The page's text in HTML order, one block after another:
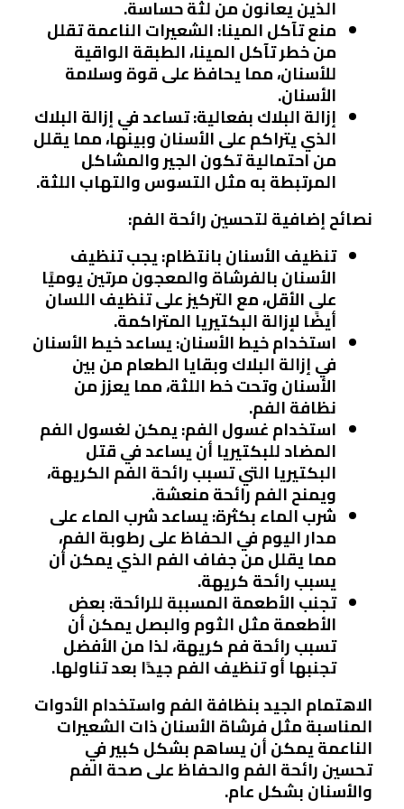
الذين يعانون من لثة حساسة.
منع تآكل المينا:الشعيرات الناعمة تقلل
من خطر تآكل المينا، الطبقة الواقية
للأسنان، مما يحافظ على قوة وسلامة
الأسنان.
إزالة البلاك بفعالية:تساعد في إزالة البلاك
الذي يتراكم على الأسنان وبينها، مما يقلل
من احتمالية تكون الجير والمشاكل
المرتبطة به مثل التسوس والتهاب اللثة.
نصائح إضافية لتحسين رائحة الفم:
تنظيف الأسنان بانتظام:يجب تنظيف
الأسنان بالفرشاة والمعجون مرتين يوميًا
على الأقل، مع التركيز على تنظيف اللسان
أيضًا لإزالة البكتيريا المتراكمة.
استخدام خيط الأسنان:يساعد خيط الأسنان
في إزالة البلاك وبقايا الطعام من بين
الأسنان وتحت خط اللثة، مما يعزز من
نظافة الفم.
استخدام غسول الفم:يمكن لغسول الفم
المضاد للبكتيريا أن يساعد في قتل
البكتيريا التي تسبب رائحة الفم الكريهة،
ويمنح الفم رائحة منعشة.
شرب الماء بكثرة:يساعد شرب الماء على
مدار اليوم في الحفاظ على رطوبة الفم،
مما يقلل من جفاف الفم الذي يمكن أن
يسبب رائحة كريهة.
تجنب الأطعمة المسببة للرائحة:بعض
الأطعمة مثل الثوم والبصل يمكن أن
تسبب رائحة فم كريهة، لذا من الأفضل
تجنبها أو تنظيف الفم جيدًا بعد تناولها.
الاهتمام الجيد بنظافة الفم واستخدام الأدوات
المناسبة مثل فرشاة الأسنان ذات الشعيرات
الناعمة يمكن أن يساهم بشكل كبير في
تحسين رائحة الفم والحفاظ على صحة الفم
والأسنان بشكل عام.